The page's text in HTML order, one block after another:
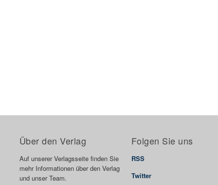
Über den Verlag
Auf unserer Verlagsseite finden Sie
mehr Informationen über den Verlag
und unser Team.
Folgen Sie uns
RSS
Twitter